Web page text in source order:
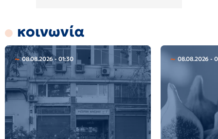
κοινωνία
08.08.2026 - 01:30 08.08.2026 -